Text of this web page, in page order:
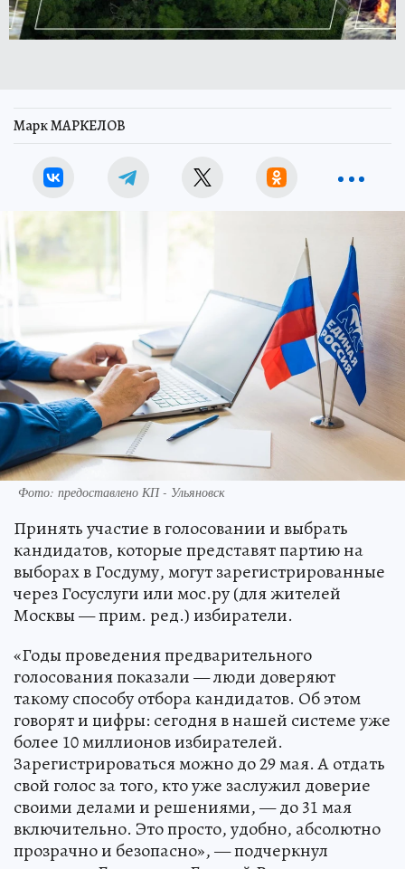
Марк МАРКЕЛОВ
Фото: предоставлено КП - Ульяновск
Принять участие в голосовании и выбрать
кандидатов, которые представят партию на
выборах в Госдуму, могут зарегистрированные
через Госуслуги или мос.ру (для жителей
Москвы — прим. ред.) избиратели.
«Годы проведения предварительного
голосования показали — люди доверяют
такому способу отбора кандидатов. Об этом
говорят и цифры: сегодня в нашей системе уже
более 10 миллионов избирателей.
Зарегистрироваться можно до 29 мая. А отдать
свой голос за того, кто уже заслужил доверие
своими делами и решениями, — до 31 мая
включительно. Это просто, удобно, абсолютно
прозрачно и безопасно», — подчеркнул